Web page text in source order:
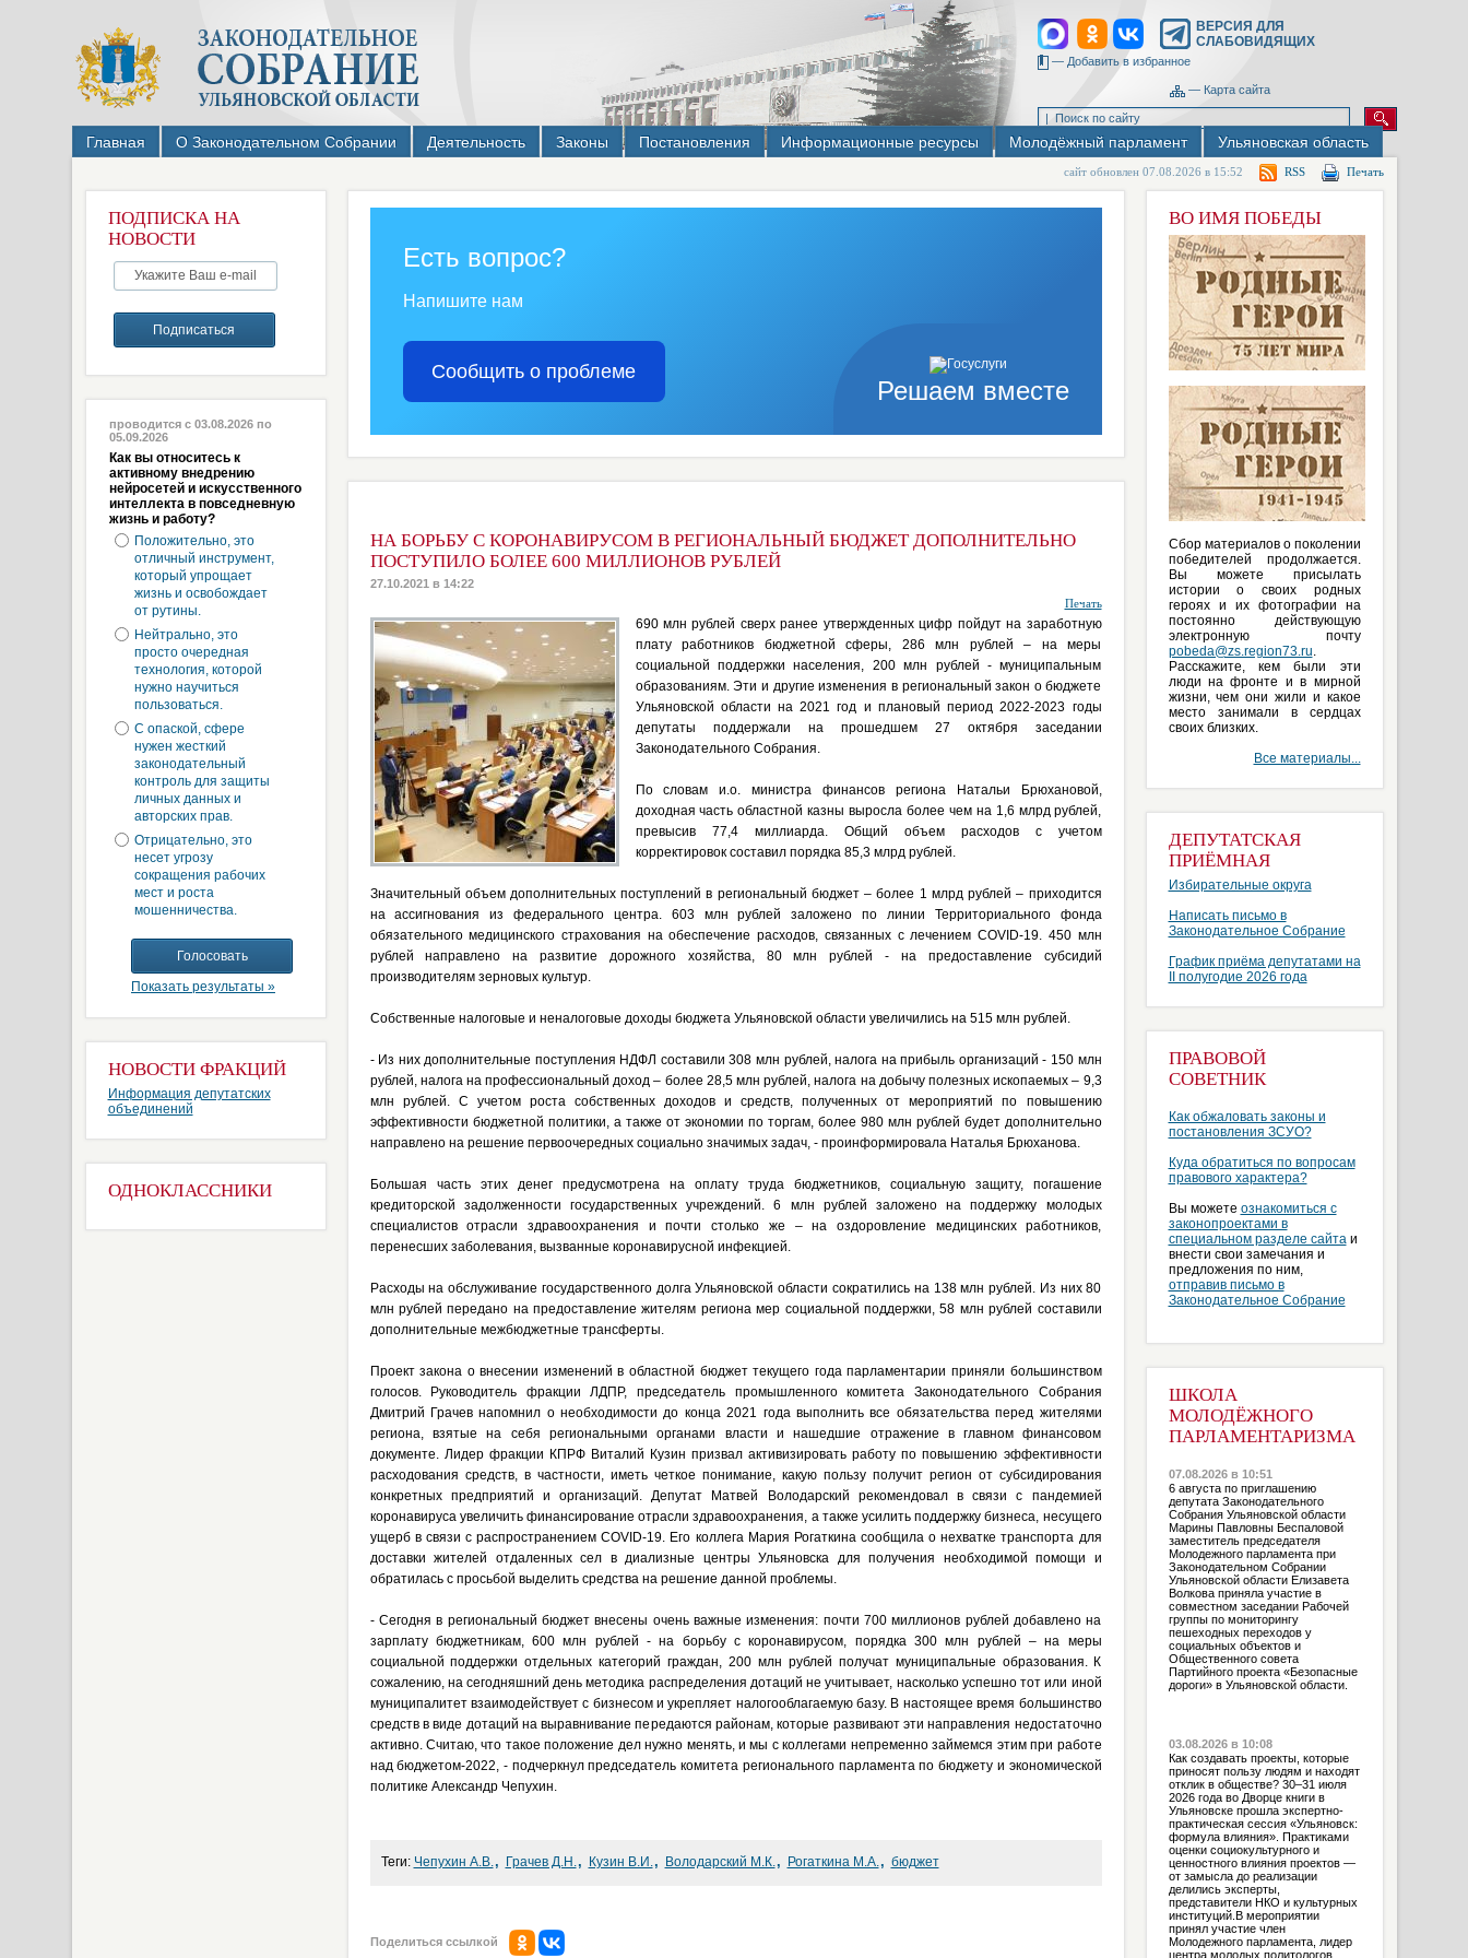
ВЕРСИЯ ДЛЯ
СЛАБОВИДЯЩИХ
— Добавить в избранное
— Карта сайта
Главная О Законодательном Собрании Деятельность Законы Постановления Информационные ресурсы Молодёжный парламент Ульяновская область
сайт обновлен 07.08.2026 в 15:52 RSS Печать
ПОДПИСКА НА
НОВОСТИ
проводится с 03.08.2026 по
05.09.2026
Как вы относитесь к
активному внедрению
нейросетей и искусственного
интеллекта в повседневную
жизнь и работу?
Положительно, это
отличный инструмент,
который упрощает
жизнь и освобождает
от рутины.
Нейтрально, это
просто очередная
технология, которой
нужно научиться
пользоваться.
С опаской, сфере
нужен жесткий
законодательный
контроль для защиты
личных данных и
авторских прав.
Отрицательно, это
несет угрозу
сокращения рабочих
мест и роста
мошенничества.
Показать результаты »
НОВОСТИ ФРАКЦИЙ
Информация депутатских
объединений
ОДНОКЛАССНИКИ
Решаем вместе
Есть вопрос?
Напишите нам
Сообщить о проблеме
НА БОРЬБУ С КОРОНАВИРУСОМ В РЕГИОНАЛЬНЫЙ БЮДЖЕТ ДОПОЛНИТЕЛЬНО
ПОСТУПИЛО БОЛЕЕ 600 МИЛЛИОНОВ РУБЛЕЙ
27.10.2021 в 14:22
Печать
690 млн рублей сверх ранее утвержденных цифр пойдут на заработную
плату работников бюджетной сферы, 286 млн рублей – на меры
социальной поддержки населения, 200 млн рублей - муниципальным
образованиям. Эти и другие изменения в региональный закон о бюджете
Ульяновской области на 2021 год и плановый период 2022-2023 годы
депутаты поддержали на прошедшем 27 октября заседании
Законодательного Собрания.
По словам и.о. министра финансов региона Натальи Брюхановой,
доходная часть областной казны выросла более чем на 1,6 млрд рублей,
превысив 77,4 миллиарда. Общий объем расходов с учетом
корректировок составил порядка 85,3 млрд рублей.
Значительный объем дополнительных поступлений в региональный бюджет – более 1 млрд рублей – приходится
на ассигнования из федерального центра. 603 млн рублей заложено по линии Территориального фонда
обязательного медицинского страхования на обеспечение расходов, связанных с лечением COVID-19. 450 млн
рублей направлено на развитие дорожного хозяйства, 80 млн рублей - на предоставление субсидий
производителям зерновых культур.
Собственные налоговые и неналоговые доходы бюджета Ульяновской области увеличились на 515 млн рублей.
- Из них дополнительные поступления НДФЛ составили 308 млн рублей, налога на прибыль организаций - 150 млн
рублей, налога на профессиональный доход – более 28,5 млн рублей, налога на добычу полезных ископаемых – 9,3
млн рублей. С учетом роста собственных доходов и средств, полученных от мероприятий по повышению
эффективности бюджетной политики, а также от экономии по торгам, более 980 млн рублей будет дополнительно
направлено на решение первоочередных социально значимых задач, - проинформировала Наталья Брюханова.
Большая часть этих денег предусмотрена на оплату труда бюджетников, социальную защиту, погашение
кредиторской задолженности государственных учреждений. 6 млн рублей заложено на поддержку молодых
специалистов отрасли здравоохранения и почти столько же – на оздоровление медицинских работников,
перенесших заболевания, вызванные коронавирусной инфекцией.
Расходы на обслуживание государственного долга Ульяновской области сократились на 138 млн рублей. Из них 80
млн рублей передано на предоставление жителям региона мер социальной поддержки, 58 млн рублей составили
дополнительные межбюджетные трансферты.
Проект закона о внесении изменений в областной бюджет текущего года парламентарии приняли большинством
голосов. Руководитель фракции ЛДПР, председатель промышленного комитета Законодательного Собрания
Дмитрий Грачев напомнил о необходимости до конца 2021 года выполнить все обязательства перед жителями
региона, взятые на себя региональными органами власти и нашедшие отражение в главном финансовом
документе. Лидер фракции КПРФ Виталий Кузин призвал активизировать работу по повышению эффективности
расходования средств, в частности, иметь четкое понимание, какую пользу получит регион от субсидирования
конкретных предприятий и организаций. Депутат Матвей Володарский рекомендовал в связи с пандемией
коронавируса увеличить финансирование отрасли здравоохранения, а также усилить поддержку бизнеса, несущего
ущерб в связи с распространением COVID-19. Его коллега Мария Рогаткина сообщила о нехватке транспорта для
доставки жителей отдаленных сел в диализные центры Ульяновска для получения необходимой помощи и
обратилась с просьбой выделить средства на решение данной проблемы.
- Сегодня в региональный бюджет внесены очень важные изменения: почти 700 миллионов рублей добавлено на
зарплату бюджетникам, 600 млн рублей - на борьбу с коронавирусом, порядка 300 млн рублей – на меры
социальной поддержки отдельных категорий граждан, 200 млн рублей получат муниципальные образования. К
сожалению, на сегодняшний день методика распределения дотаций не учитывает, насколько успешно тот или иной
муниципалитет взаимодействует с бизнесом и укрепляет налогооблагаемую базу. В настоящее время большинство
средств в виде дотаций на выравнивание передаются районам, которые развивают эти направления недостаточно
активно. Считаю, что такое положение дел нужно менять, и мы с коллегами непременно займемся этим при работе
над бюджетом-2022, - подчеркнул председатель комитета регионального парламента по бюджету и экономической
политике Александр Чепухин.
Теги: Чепухин А.В., Грачев Д.Н., Кузин В.И., Володарский М.К., Рогаткина М.А., бюджет
Поделиться ссылкой
ВО ИМЯ ПОБЕДЫ
Сбор материалов о поколении
победителей продолжается.
Вы можете присылать
истории о своих родных
героях и их фотографии на
постоянно действующую
электронную почту
pobeda@zs.region73.ru.
Расскажите, кем были эти
люди на фронте и в мирной
жизни, чем они жили и какое
место занимали в сердцах
своих близких.
Все материалы...
ДЕПУТАТСКАЯ
ПРИЁМНАЯ
Избирательные округа
Написать письмо в
Законодательное Собрание
График приёма депутатами на
II полугодие 2026 года
ПРАВОВОЙ
СОВЕТНИК
Как обжаловать законы и
постановления ЗСУО?
Куда обратиться по вопросам
правового характера?
Вы можете ознакомиться с
законопроектами в
специальном разделе сайтаи
внести свои замечания и
предложения по ним,
отправив письмо в
Законодательное Собрание
ШКОЛА
МОЛОДЁЖНОГО
ПАРЛАМЕНТАРИЗМА
07.08.2026 в 10:51
6 августа по приглашению
депутата Законодательного
Собрания Ульяновской области
Марины Павловны Беспаловой
заместитель председателя
Молодежного парламента при
Законодательном Собрании
Ульяновской области Елизавета
Волкова приняла участие в
совместном заседании Рабочей
группы по мониторингу
пешеходных переходов у
социальных объектов и
Общественного совета
Партийного проекта «Безопасные
дороги» в Ульяновской области.
03.08.2026 в 10:08
Как создавать проекты, которые
приносят пользу людям и находят
отклик в обществе? 30–31 июля
2026 года во Дворце книги в
Ульяновске прошла экспертно-
практическая сессия «Ульяновск:
формула влияния». Практиками
оценки социокультурного и
ценностного влияния проектов —
от замысла до реализации
делились эксперты,
представители НКО и культурных
институций.В мероприятии
принял участие член
Молодежного парламента, лидер
центра молодых политологов